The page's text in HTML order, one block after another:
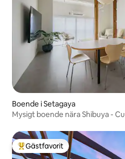
Boende i Setagaya
Mysigt boende nära Shibuya -
Populär gästfavorit
Gästfavorit